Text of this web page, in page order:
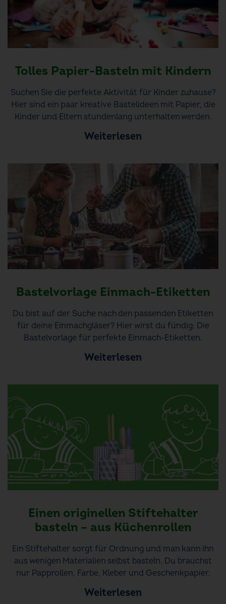
Tolles Papier-Basteln mit Kindern
Suchen Sie die perfekte Aktivität für Kinder zuhause?
Hier sind ein paar kreative Bastelideen mit Papier, die
Kinder und Eltern stundenlang unterhalten werden.
Weiterlesen
Bastelvorlage Einmach-Etiketten
Du bist auf der Suche nach den passenden Etiketten
für deine Einmachgläser? Hier wirst du fündig: Die
Bastelvorlage für perfekte Einmach-Etiketten.
Weiterlesen
Einen originellen Stiftehalter
basteln – aus Küchenrollen
Ein Stiftehalter sorgt für Ordnung und man kann ihn
aus wenigen Materialien selbst basteln. Du brauchst
nur Papprollen, Farbe, Kleber und Geschenkpapier.
Weiterlesen